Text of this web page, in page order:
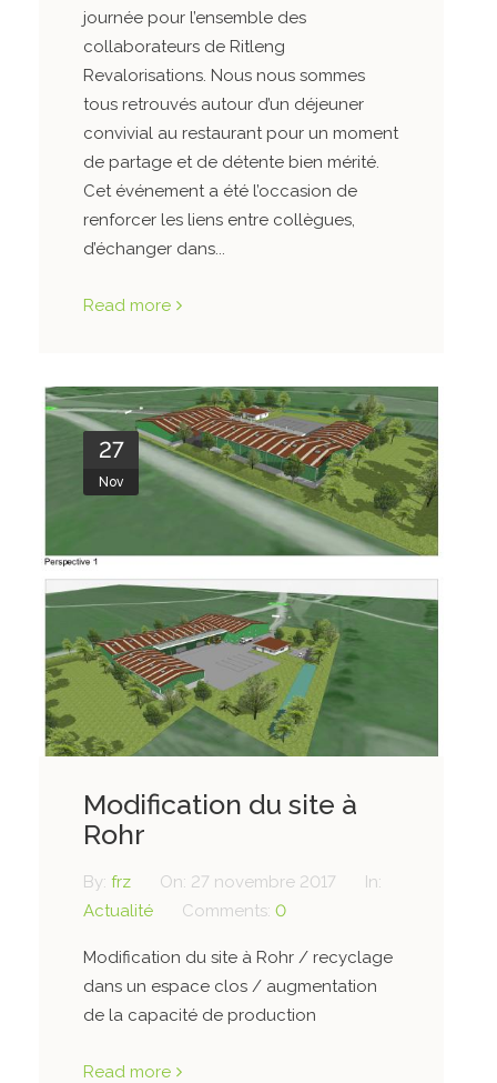
journée pour l’ensemble des
collaborateurs de Ritleng
Revalorisations. Nous nous sommes
tous retrouvés autour d’un déjeuner
convivial au restaurant pour un moment
de partage et de détente bien mérité.
Cet événement a été l’occasion de
renforcer les liens entre collègues,
d’échanger dans...
Read more
27
Nov
Modification du site à
Rohr
By: frz On: 27 novembre 2017
In:
Actualité
Comments: 0
Modification du site à Rohr / recyclage
dans un espace clos / augmentation
de la capacité de production
Read more